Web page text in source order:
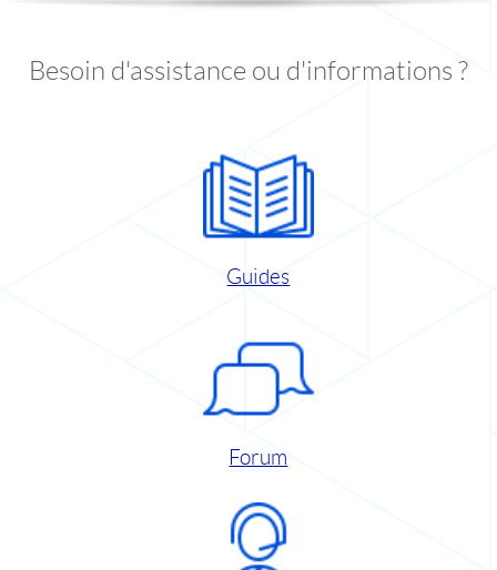
Besoin d'assistance ou d'informations ?
Guides
Forum